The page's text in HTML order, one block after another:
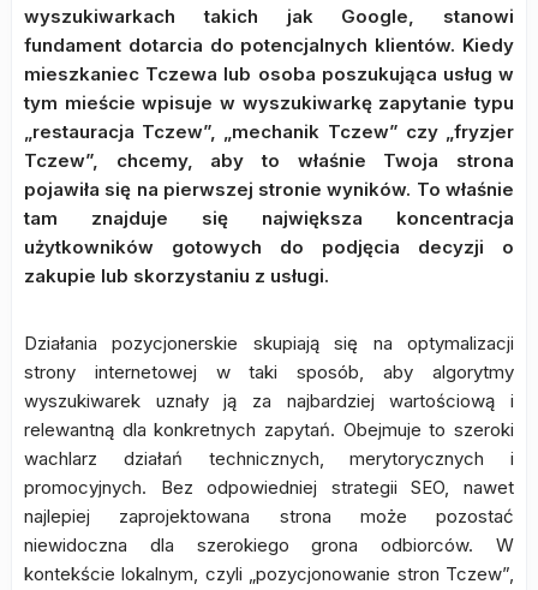
wyszukiwarkach takich jak Google, stanowi
fundament dotarcia do potencjalnych klientów. Kiedy
mieszkaniec Tczewa lub osoba poszukująca usług w
tym mieście wpisuje w wyszukiwarkę zapytanie typu
„restauracja Tczew”, „mechanik Tczew” czy „fryzjer
Tczew”, chcemy, aby to właśnie Twoja strona
pojawiła się na pierwszej stronie wyników. To właśnie
tam znajduje się największa koncentracja
użytkowników gotowych do podjęcia decyzji o
zakupie lub skorzystaniu z usługi.
Działania pozycjonerskie skupiają się na optymalizacji
strony internetowej w taki sposób, aby algorytmy
wyszukiwarek uznały ją za najbardziej wartościową i
relewantną dla konkretnych zapytań. Obejmuje to szeroki
wachlarz działań technicznych, merytorycznych i
promocyjnych. Bez odpowiedniej strategii SEO, nawet
najlepiej zaprojektowana strona może pozostać
niewidoczna dla szerokiego grona odbiorców. W
kontekście lokalnym, czyli „pozycjonowanie stron Tczew”,